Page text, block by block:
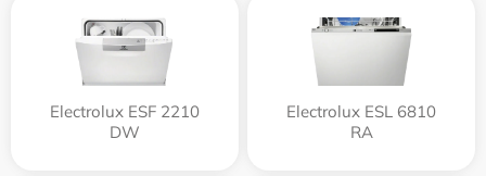
Electrolux ESF 2210
DW
Electrolux ESL 6810
RA